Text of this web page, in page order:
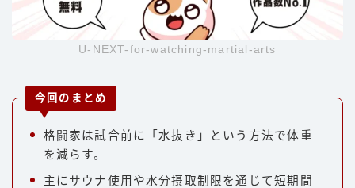
U-NEXT-for-watching-martial-arts
今回のまとめ
格闘家は試合前に「水抜き」という方法で体重
を減らす。
主にサウナ使用や水分摂取制限を通じて短期間